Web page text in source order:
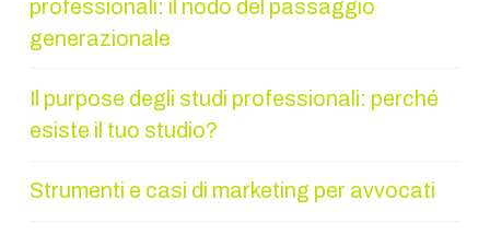
professionali: il nodo del passaggio
generazionale
Il purpose degli studi professionali: perché
esiste il tuo studio?
Strumenti e casi di marketing per avvocati